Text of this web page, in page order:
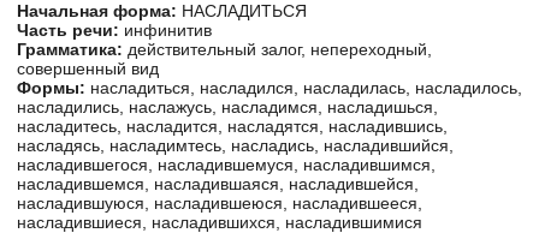
Начальная форма: НАСЛАДИТЬСЯ
Часть речи: инфинитив
Грамматика: действительный залог, непереходный,
совершенный вид
Формы: насладиться, насладился, насладилась, насладилось,
насладились, наслажусь, насладимся, насладишься,
насладитесь, насладится, насладятся, насладившись,
насладясь, насладимтесь, насладись, насладившийся,
насладившегося, насладившемуся, насладившимся,
насладившемся, насладившаяся, насладившейся,
насладившуюся, насладившеюся, насладившееся,
насладившиеся, насладившихся, насладившимися